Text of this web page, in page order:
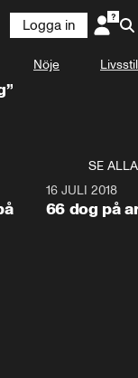
Logga in
Nöje Livsstil
SE ALLA
16 JULI 2018
66 dog på